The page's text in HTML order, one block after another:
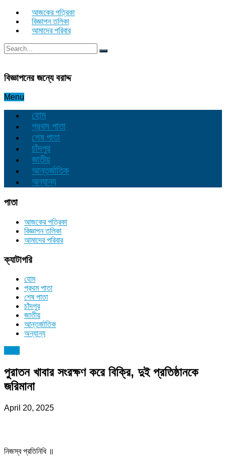
আজকের পত্রিকা
বিজ্ঞাপন তলিকা
আমাদের পরিবার
বিজ্ঞাপনের জন্যে বরাদ্দ
Menu
হোম
প্রথম পাতা
শেষ পাতা
চাঁদপুর
জাতীয়
আন্তর্জাতিক
অন্যান্য
পাতা
আজকের পত্রিকা
বিজ্ঞাপন তলিকা
আমাদের পরিবার
ক্যাটাগরি
হোম
প্রথম পাতা
শেষ পাতা
চাঁদপুর
জাতীয়
আন্তর্জাতিক
অন্যান্য
পুরাতন খাবার সংরক্ষণ করে বিক্রি, দুই প্রতিষ্ঠানকে
জরিমানা
April 20, 2025
নিজস্ব প্রতিনিধি ॥